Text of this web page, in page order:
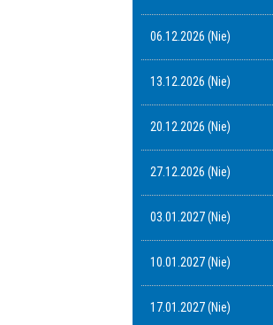
06.12.2026 (Nie)
13.12.2026 (Nie)
20.12.2026 (Nie)
27.12.2026 (Nie)
03.01.2027 (Nie)
10.01.2027 (Nie)
17.01.2027 (Nie)